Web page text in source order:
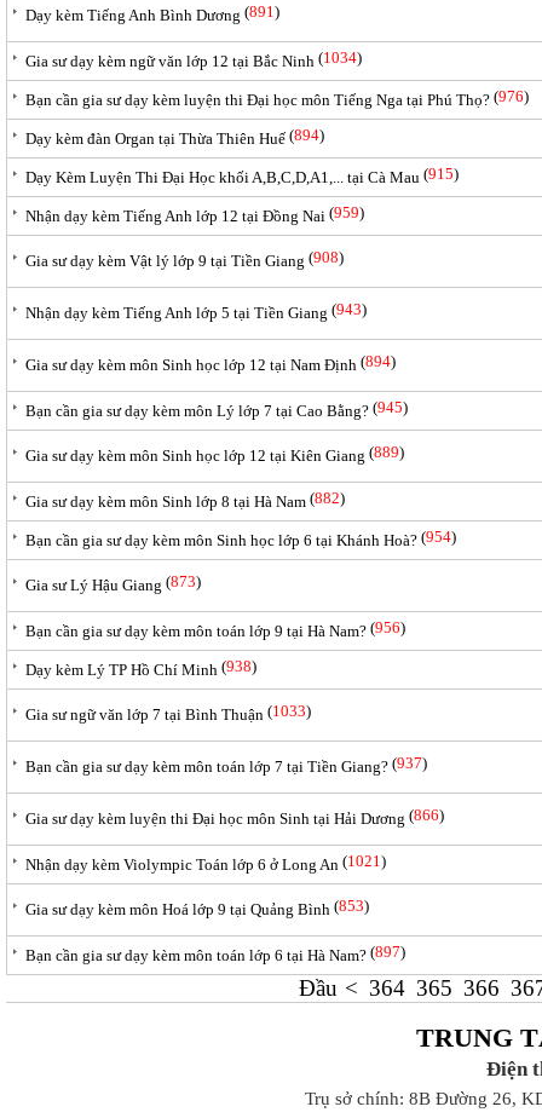
Dạy kèm Tiếng Anh Bình Dương (891)
Gia sư dạy kèm ngữ văn lớp 12 tại Bắc Ninh (1034)
Bạn cần gia sư dạy kèm luyện thi Đại học môn Tiếng Nga tại Phú Thọ? (976)
Dạy kèm đàn Organ tại Thừa Thiên Huế (894)
Dạy Kèm Luyện Thi Đại Học khối A,B,C,D,A1,... tại Cà Mau (915)
Nhận dạy kèm Tiếng Anh lớp 12 tại Đồng Nai (959)
Gia sư dạy kèm Vật lý lớp 9 tại Tiền Giang (908)
Nhận dạy kèm Tiếng Anh lớp 5 tại Tiền Giang (943)
Gia sư dạy kèm môn Sinh học lớp 12 tại Nam Định (894)
Bạn cần gia sư dạy kèm môn Lý lớp 7 tại Cao Bằng? (945)
Gia sư dạy kèm môn Sinh học lớp 12 tại Kiên Giang (889)
Gia sư dạy kèm môn Sinh lớp 8 tại Hà Nam (882)
Bạn cần gia sư dạy kèm môn Sinh học lớp 6 tại Khánh Hoà? (954)
Gia sư Lý Hậu Giang (873)
Bạn cần gia sư dạy kèm môn toán lớp 9 tại Hà Nam? (956)
Dạy kèm Lý TP Hồ Chí Minh (938)
Gia sư ngữ văn lớp 7 tại Bình Thuận (1033)
Bạn cần gia sư dạy kèm môn toán lớp 7 tại Tiền Giang? (937)
Gia sư dạy kèm luyện thi Đại học môn Sinh tại Hải Dương (866)
Nhận dạy kèm Violympic Toán lớp 6 ở Long An (1021)
Gia sư dạy kèm môn Hoá lớp 9 tại Quảng Bình (853)
Bạn cần gia sư dạy kèm môn toán lớp 6 tại Hà Nam? (897)
Đầu < 364 365 366
TRUNG
Điện
Trụ sở chính: 8B Đường 26,